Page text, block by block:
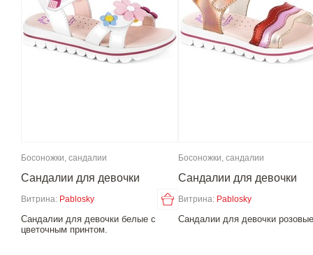
Босоножки, сандалии
Сандалии для девочки
Витрина: Pablosky
Сандалии для девочки белые с
цветочным принтом.
Босоножки, сандалии
Сандалии для девочки
Витрина: Pablosky
Сандалии для девочки